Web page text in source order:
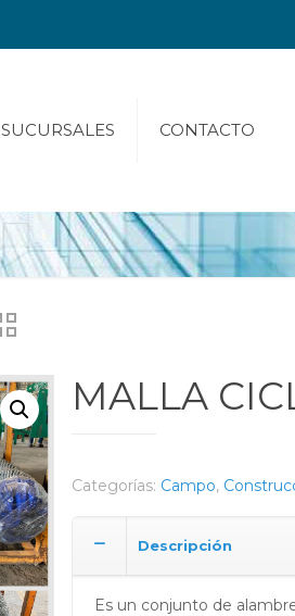
SUCURSALES CONTACTO
MALLA
Categorías: Campo,
Descripción
Es un conjunto de